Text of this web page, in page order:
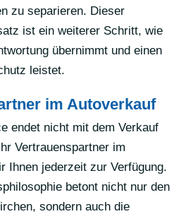
zu separieren. Dieser
ist ein weiterer Schritt, wie
übernimmt und einen
leistet.
im Autoverkauf
endet nicht mit dem Verkauf
Vertrauenspartner im
Ihnen jederzeit zur Verfügung.
betont nicht nur den
sondern auch die